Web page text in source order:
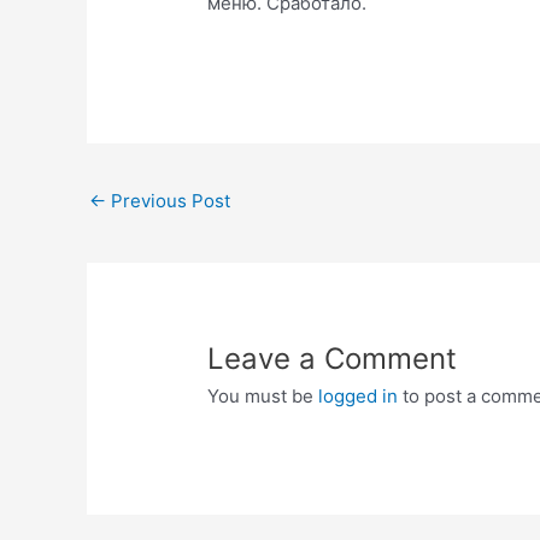
Post
← Previous Post
Leave a Comment
You must be logged in to post a